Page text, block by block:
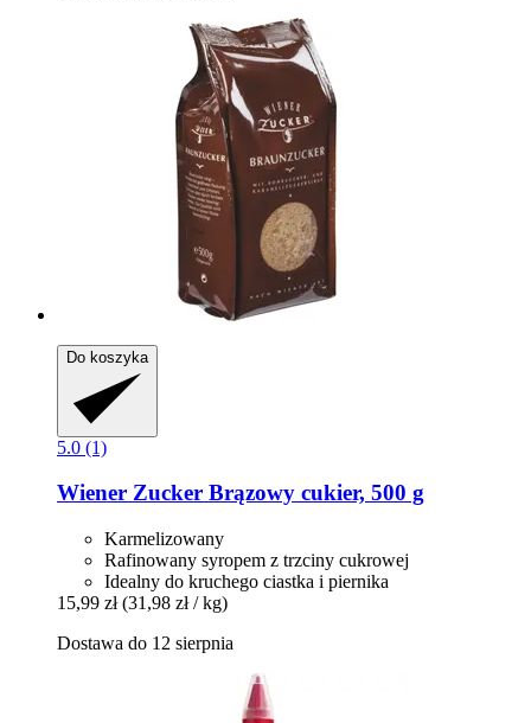
Do koszyka
5.0 (1)
Wiener Zucker Brązowy cukier, 500 g
Karmelizowany
Rafinowany syropem z trzciny cukrowej
Idealny do kruchego ciastka i piernika
15,99 zł (31,98 zł / kg)
Dostawa do 12 sierpnia